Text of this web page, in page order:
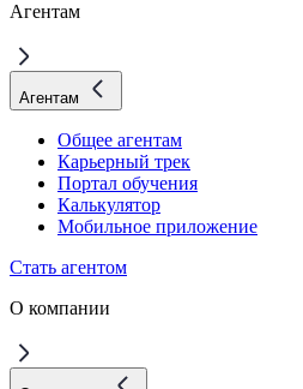
Агентам
Агентам
Общее агентам
Карьерный трек
Портал обучения
Калькулятор
Мобильное приложение
Стать агентом
О компании